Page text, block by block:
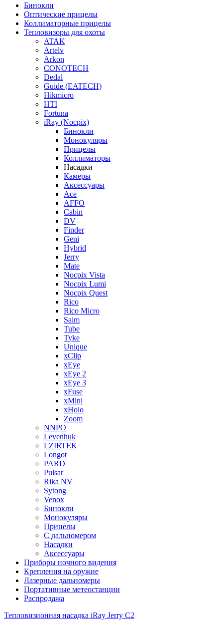
Бинокли
Оптические прицелы
Коллиматорные прицелы
Тепловизоры для охоты
ATAK
Artelv
Arkon
CONOTECH
Dedal
Guide (EATECH)
Hikmicro
HTI
Fortuna
iRay (Nocpix)
Бинокли
Монокуляры
Прицелы
Коллиматоры
Насадки
Камеры
Аксессуары
Ace
AFFO
Cabin
DV
Finder
Geni
Hybrid
Jerry
Mate
Nocpix Vista
Nocpix Lumi
Nocpix Quest
Rico
Rico Micro
Saim
Tube
Tyke
Unique
xClip
xEye
xEye 2
xEye 3
xFuse
xMini
xHolo
Zoom
NNPO
Levenhuk
LZIRTEK
Longot
PARD
Pulsar
Rika NV
Sytong
Venox
Бинокли
Монокуляры
Прицелы
С дальномером
Насадки
Аксессуары
Приборы ночного видения
Крепления на оружие
Лазерные дальномеры
Портативные метеостанции
Распродажа
Тепловизионная насадка iRay Jerry C2